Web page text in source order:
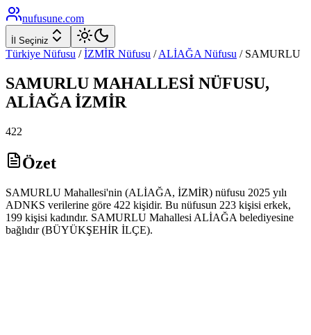
nufusune.com
İl Seçiniz
Türkiye Nüfusu / İZMİR Nüfusu / ALİAĞA Nüfusu / SAMURLU
SAMURLU MAHALLESİ NÜFUSU,
ALİAĞA İZMİR
422
Özet
SAMURLU Mahallesi'nin (ALİAĞA, İZMİR) nüfusu 2025 yılı
ADNKS verilerine göre 422 kişidir. Bu nüfusun 223 kişisi erkek,
199 kişisi kadındır. SAMURLU Mahallesi ALİAĞA belediyesine
bağlıdır (BÜYÜKŞEHİR İLÇE).